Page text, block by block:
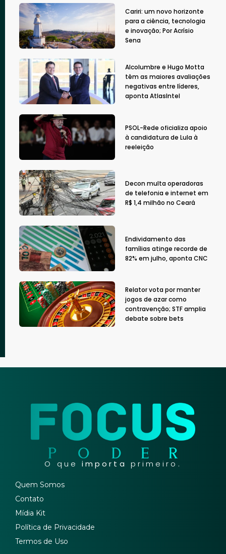
Cariri: um novo horizonte
para a ciência, tecnologia
e inovação; Por Acrísio
Sena
Alcolumbre e Hugo Motta
têm as maiores avaliações
negativas entre líderes,
aponta AtlasIntel
PSOL-Rede oficializa apoio
à candidatura de Lula à
reeleição
Decon multa operadoras
de telefonia e internet em
R$ 1,4 milhão no Ceará
Endividamento das
famílias atinge recorde de
82% em julho, aponta CNC
Relator vota por manter
jogos de azar como
contravenção; STF amplia
debate sobre bets
O que importa primeiro.
Quem Somos
Contato
Mídia Kit
Política de Privacidade
Termos de Uso